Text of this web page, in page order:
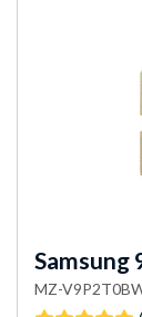
Samsung
MZ-